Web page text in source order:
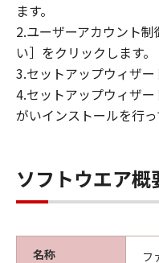
６．サポートおよ
キヤノン、キヤノ
らの販売代理店お
のライセンサーは
ェア」の使用を支
トウェア」に対し
７．保証の否認・
状態で使用許諾さ
のライセンサー、
ます。
2.ユーザーアカウント
い］をクリックします。
3.セットアップウィザー
4.セットアップウィザ
がいインストールを行っ
ソフトウエア概
名称 フ